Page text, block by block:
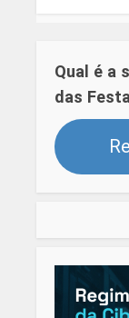
Qual é a
das